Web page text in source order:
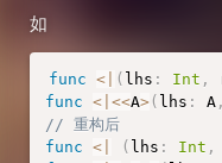
如
func < ( lhs : Int ,
func < <<A>( lhs : A ,
// 重构后
func < ( lhs : Int ,